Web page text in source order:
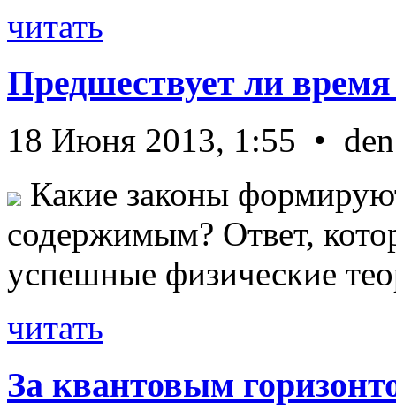
читать
Предшествует ли
18 Июня 2013, 1:55 • den
Какие законы
содержимым? Ответ,
успешные физические
читать
За квантовым